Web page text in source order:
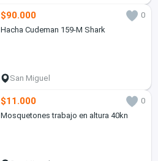
$90.000
0
Hacha Cudeman 159-M Shark
San Miguel
$11.000
0
Mosquetones trabajo en altura 40kn